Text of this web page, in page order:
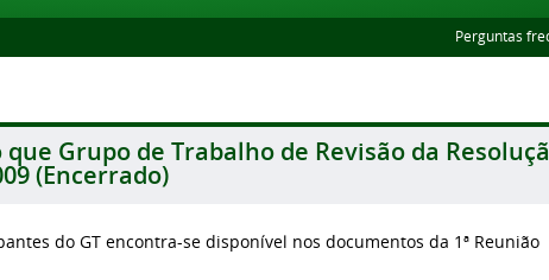
Perguntas
Grupo de Trabalho de Revisão da
(Encerrado)
do GT encontra-se disponível nos documentos da 1ª Reunião